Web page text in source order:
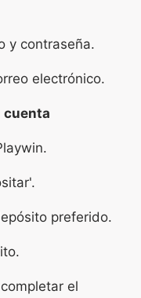
y contraseña.
electrónico.
cuenta
preferido.
el